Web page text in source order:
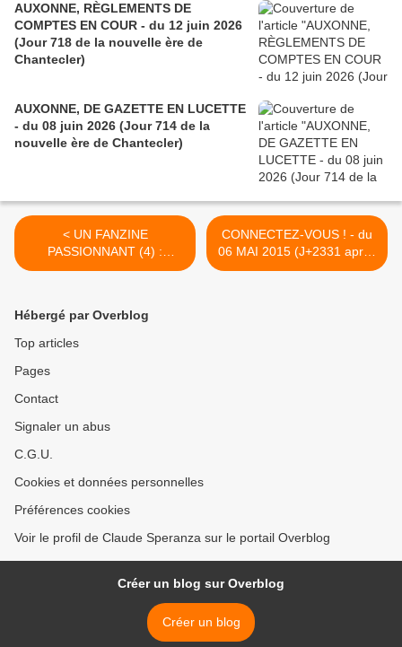
AUXONNE, RÈGLEMENTS DE
COMPTES EN COUR - du 12 juin 2026
(Jour 718 de la nouvelle ère de
Chantecler)
AUXONNE, DE GAZETTE EN LUCETTE
- du 08 juin 2026 (Jour 714 de la
nouvelle ère de Chantecler)
< UN FANZINE
PASSIONNANT (4) :
JEUNES GENS, UN
négatif fondateur)
CONNECTEZ-VOUS ! - du
06 MAI 2015 (J+2331 après
le vote négatif fondateur) >
Hébergé par Overblog
Top articles
Pages
Contact
Signaler un abus
C.G.U.
Cookies et données personnelles
Préférences cookies
Voir le profil de Claude Speranza sur le portail Overblog
Créer un blog sur Overblog
Créer un blog